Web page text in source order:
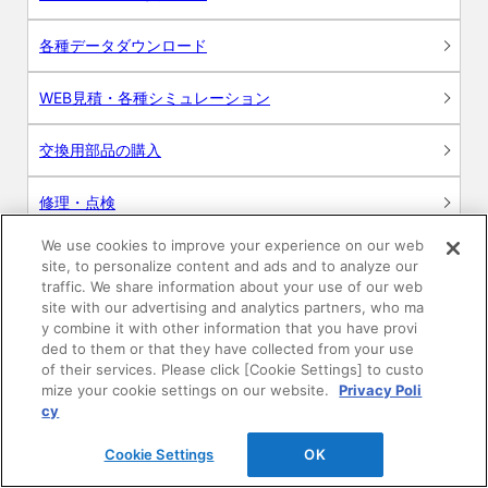
各種データダウンロード
WEB見積・各種シミュレーション
交換用部品の購入
修理・点検
お問い合わせ
ログイン
建築・設計関係者様向けサイト
ユーザー登録サービス
WEB見積システム
We use cookies to improve your experience on our web
site, to personalize content and ads and to analyze our
traffic. We share information about your use of our web
site with our advertising and analytics partners, who ma
y combine it with other information that you have provi
ded to them or that they have collected from your use
of their services. Please click [Cookie Settings] to custo
mize your cookie settings on our website.
Privacy Poli
cy
Cookie Settings OK